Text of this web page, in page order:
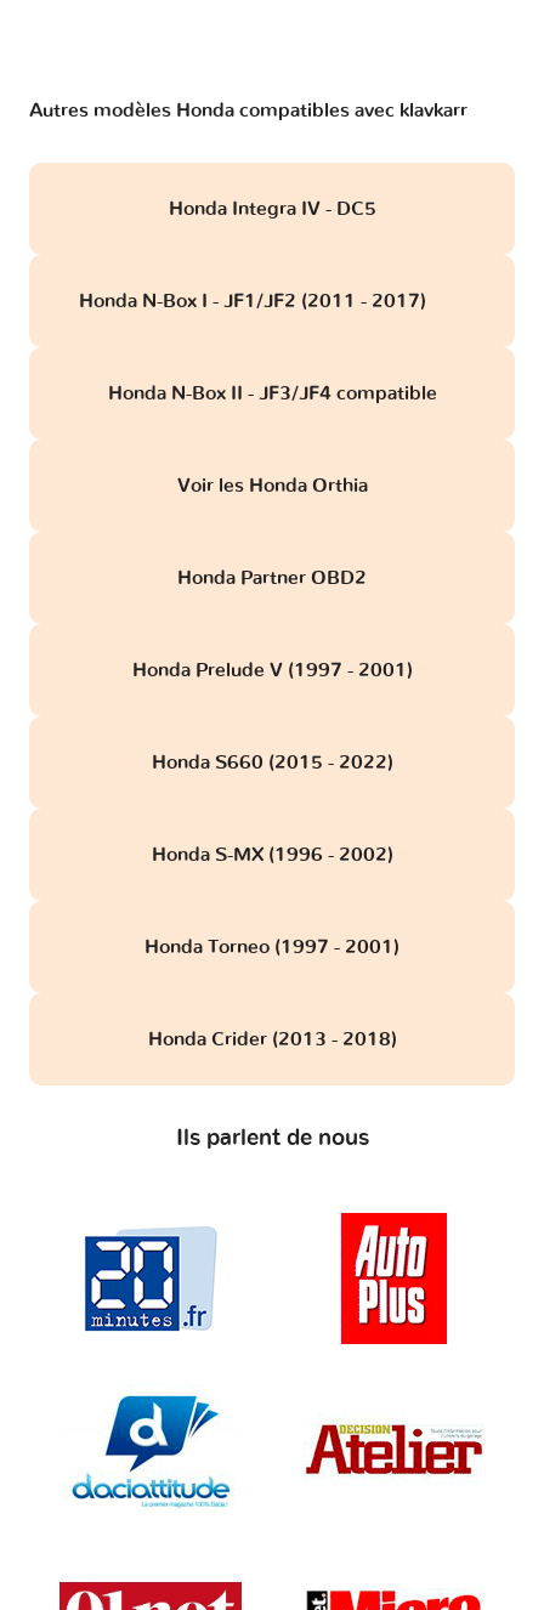
Autres modèles Honda compatibles avec klavkarr
Honda Integra IV - DC5
Honda N-Box I - JF1/JF2 (2011 - 2017)
Honda N-Box II - JF3/JF4 compatible
Voir les Honda Orthia
Honda Partner OBD2
Honda Prelude V (1997 - 2001)
Honda S660 (2015 - 2022)
Honda S-MX (1996 - 2002)
Honda Torneo (1997 - 2001)
Honda Crider (2013 - 2018)
Ils parlent de nous